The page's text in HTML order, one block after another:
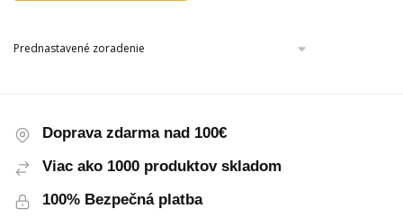
Doprava zdarma nad 100€
Viac ako 1000 produktov skladom
100% Bezpečná platba